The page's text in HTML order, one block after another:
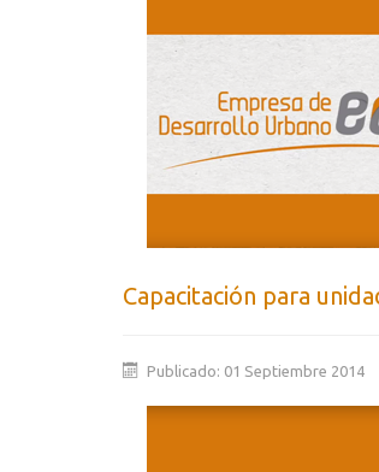
Capacitación para
Publicado: 01 Septiembre 2014